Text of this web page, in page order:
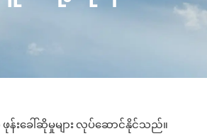
ခေါ်ဆိုမှုများ လုပ်ဆောင်နိုင်သည်။